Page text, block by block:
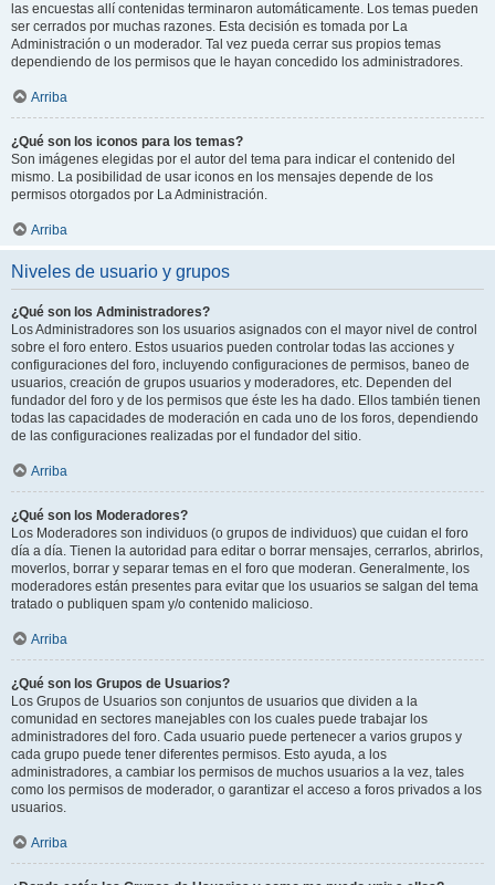
las encuestas allí contenidas terminaron automáticamente. Los temas pueden
ser cerrados por muchas razones. Esta decisión es tomada por La
Administración o un moderador. Tal vez pueda cerrar sus propios temas
dependiendo de los permisos que le hayan concedido los administradores.
Arriba
¿Qué son los iconos para los temas?
Son imágenes elegidas por el autor del tema para indicar el contenido del
mismo. La posibilidad de usar iconos en los mensajes depende de los
permisos otorgados por La Administración.
Arriba
Niveles de usuario y grupos
¿Qué son los Administradores?
Los Administradores son los usuarios asignados con el mayor nivel de control
sobre el foro entero. Estos usuarios pueden controlar todas las acciones y
configuraciones del foro, incluyendo configuraciones de permisos, baneo de
usuarios, creación de grupos usuarios y moderadores, etc. Dependen del
fundador del foro y de los permisos que éste les ha dado. Ellos también tienen
todas las capacidades de moderación en cada uno de los foros, dependiendo
de las configuraciones realizadas por el fundador del sitio.
Arriba
¿Qué son los Moderadores?
Los Moderadores son individuos (o grupos de individuos) que cuidan el foro
día a día. Tienen la autoridad para editar o borrar mensajes, cerrarlos, abrirlos,
moverlos, borrar y separar temas en el foro que moderan. Generalmente, los
moderadores están presentes para evitar que los usuarios se salgan del tema
tratado o publiquen spam y/o contenido malicioso.
Arriba
¿Qué son los Grupos de Usuarios?
Los Grupos de Usuarios son conjuntos de usuarios que dividen a la
comunidad en sectores manejables con los cuales puede trabajar los
administradores del foro. Cada usuario puede pertenecer a varios grupos y
cada grupo puede tener diferentes permisos. Esto ayuda, a los
administradores, a cambiar los permisos de muchos usuarios a la vez, tales
como los permisos de moderador, o garantizar el acceso a foros privados a los
usuarios.
Arriba